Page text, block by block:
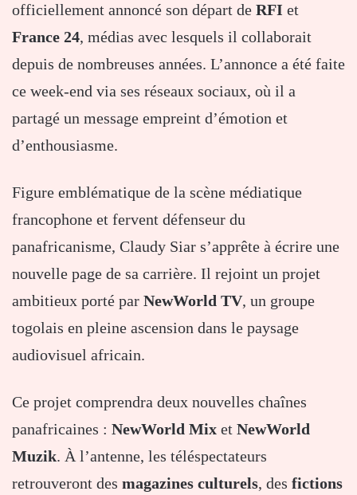
officiellement annoncé son départ de RFI et
France 24, médias avec lesquels il collaborait
depuis de nombreuses années. L’annonce a été faite
ce week-end via ses réseaux sociaux, où il a
partagé un message empreint d’émotion et
d’enthousiasme.
Figure emblématique de la scène médiatique
francophone et fervent défenseur du
panafricanisme, Claudy Siar s’apprête à écrire une
nouvelle page de sa carrière. Il rejoint un projet
ambitieux porté par NewWorld TV, un groupe
togolais en pleine ascension dans le paysage
audiovisuel africain.
Ce projet comprendra deux nouvelles chaînes
panafricaines : NewWorld Mix et NewWorld
Muzik. Àl’antenne, les téléspectateurs
retrouveront des magazines culturels, des fictions